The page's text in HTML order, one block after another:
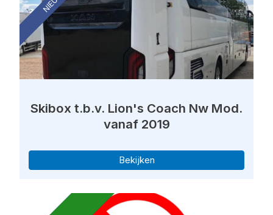
Skibox t.b.v. Lion's Coach Nw Mod.
vanaf 2019
Bekijken